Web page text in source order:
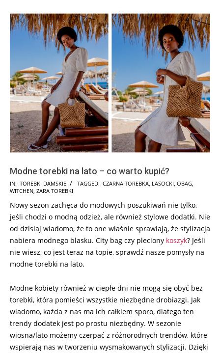
Modne torebki na lato – co warto kupić?
2025-
07-
30
IN: TOREBKI DAMSKIE TAGGED: CZARNA TOREBKA LASOCKI OBAG
WITCHEN ZARA TOREBKI
Nowy sezon zachęca do modowych poszukiwań nie tylko,
jeśli chodzi o modną odzież, ale również stylowe dodatki. Nie
od dzisiaj wiadomo, że to one właśnie sprawiają, że stylizacja
nabiera modnego blasku. City bag czy pleciony koszyk? Jeśli
nie wiesz, co jest teraz na topie, sprawdź nasze pomysły na
modne torebki na lato.
Modne kobiety również w ciepłe dni nie mogą się obyć bez
torebki, która pomieści wszystkie niezbędne drobiazgi. Jak
wiadomo, każda z nas ma ich całkiem sporo, dlatego ten
trendy dodatek jest po prostu niezbędny. W sezonie
wiosna/lato możemy czerpać z różnorodnych trendów, które
wspierają nas w tworzeniu wysmakowanych stylizacji. Dzięki